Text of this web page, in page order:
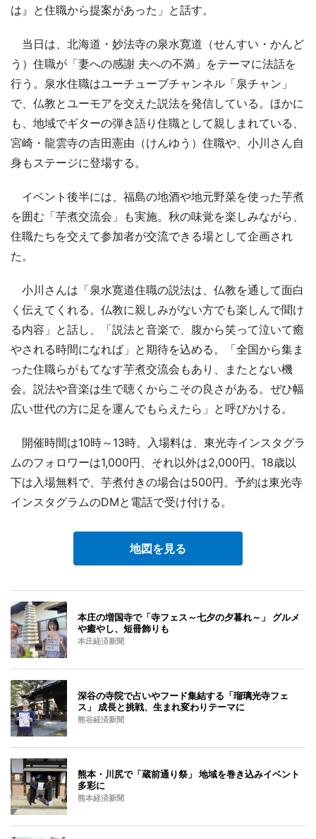
は』と住職から提案があった」と話す。
当日は、北海道・妙法寺の泉水寛道（せんすい・かんど
う）住職が「妻への感謝 夫への不満」をテーマに法話を
行う。泉水住職はユーチューブチャンネル「泉チャン」
で、仏教とユーモアを交えた説法を発信している。ほかに
も、地域でギターの弾き語り住職として親しまれている、
宮崎・龍雲寺の吉田憲由（けんゆう）住職や、小川さん自
身もステージに登場する。
イベント後半には、福島の地酒や地元野菜を使った芋煮
を囲む「芋煮交流会」も実施。秋の味覚を楽しみながら、
住職たちを交えて参加者が交流できる場として企画され
た。
小川さんは「泉水寛道住職の説法は、仏教を通して面白
く伝えてくれる。仏教に親しみがない方でも楽しんで聞け
る内容」と話し、「説法と音楽で、腹から笑って泣いて癒
やされる時間になれば」と期待を込める。「全国から集ま
った住職らがもてなす芋煮交流会もあり、またとない機
会。説法や音楽は生で聴くからこその良さがある。ぜひ幅
広い世代の方に足を運んでもらえたら」と呼びかける。
開催時間は10時～13時。入場料は、東光寺インスタグラ
ムのフォロワーは1,000円、それ以外は2,000円。18歳以
下は入場無料で、芋煮付きの場合は500円。予約は東光寺
インスタグラムのDMと電話で受け付ける。
地図を見る
本庄の増国寺で「寺フェス～七夕の夕暮れ～」 グルメ
や癒やし、短冊飾りも
本庄経済新聞
深谷の寺院で占いやフード集結する「瑠璃光寺フェ
ス」 成長と挑戦、生まれ変わりテーマに
熊谷経済新聞
熊本・川尻で「蔵前通り祭」 地域を巻き込みイベント
多彩に
熊本経済新聞